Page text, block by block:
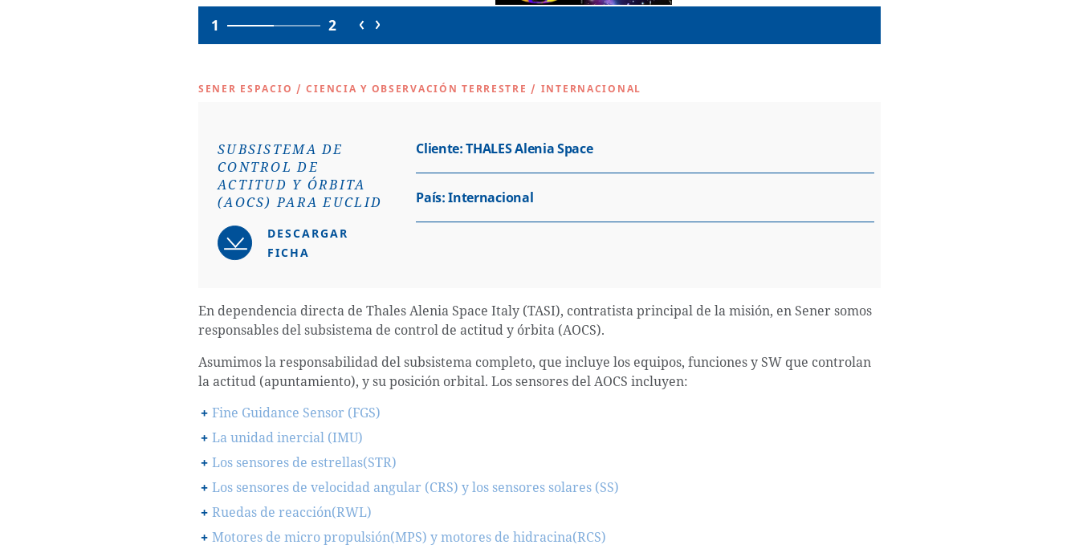
1 2
SENER ESPACIO /CIENCIA Y OBSERVACIÓN TERRESTRE / INTERNACIONAL
SUBSISTEMA DE
CONTROL DE
ACTITUD Y ÓRBITA
(AOCS) PARA EUCLID
DESCARGAR
FICHA
Cliente: THALES Alenia Space
País:Internacional
En dependencia directa de Thales Alenia Space Italy (TASI), contratista principal de la misión, en Sener somos
responsables del subsistema de control de actitud y órbita (AOCS).
Asumimos la responsabilidad del subsistema completo, que incluye los equipos, funciones y SW que controlan
la actitud (apuntamiento), y su posición orbital. Los sensores del AOCS incluyen:
Fine Guidance Sensor (FGS)
La unidad inercial (IMU)
Los sensores de estrellas(STR)
Los sensores de velocidad angular (CRS) y los sensores solares (SS)
Ruedas de reacción(RWL)
Motores de micro propulsión(MPS) y motores de hidracina(RCS)